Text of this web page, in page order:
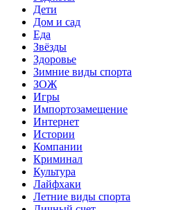
Дети
Дом и сад
Еда
Звёзды
Здоровье
Зимние виды спорта
ЗОЖ
Игры
Импортозамещение
Интернет
Истории
Компании
Криминал
Культура
Лайфхаки
Летние виды спорта